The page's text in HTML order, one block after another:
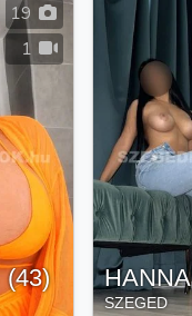
19
1
(43) HANNA
SZEGED